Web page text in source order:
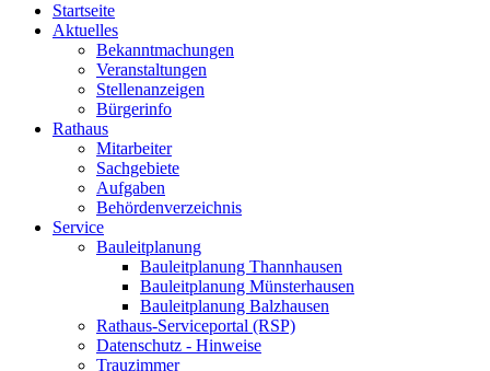
Startseite
Aktuelles
Bekanntmachungen
Veranstaltungen
Stellenanzeigen
Bürgerinfo
Rathaus
Mitarbeiter
Sachgebiete
Aufgaben
Behördenverzeichnis
Service
Bauleitplanung
Bauleitplanung Thannhausen
Bauleitplanung Münsterhausen
Bauleitplanung Balzhausen
Rathaus-Serviceportal (RSP)
Datenschutz - Hinweise
Trauzimmer